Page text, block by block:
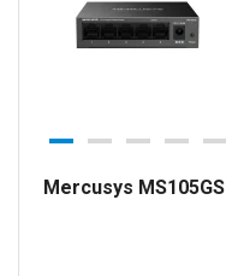
Mercusys MS105GS